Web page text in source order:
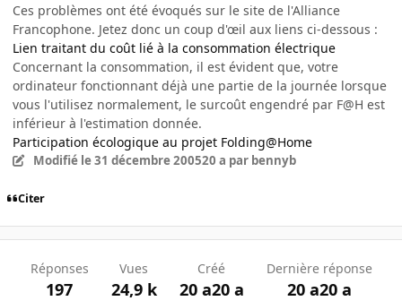
Ces problèmes ont été évoqués sur le site de l'Alliance
Francophone. Jetez donc un coup d'œil aux liens ci-dessous :
Lien traitant du coût lié à la consommation électrique
Concernant la consommation, il est évident que, votre
ordinateur fonctionnant déjà une partie de la journée lorsque
vous l'utilisez normalement, le surcoût engendré par F@H est
inférieur à l'estimation donnée.
Participation écologique au projet Folding@Home
Modifié le 31 décembre 200520 a par bennyb
Citer
Réponses
197
Vues
24,9 k
Créé
20 a20 a
Dernière réponse
20 a20 a